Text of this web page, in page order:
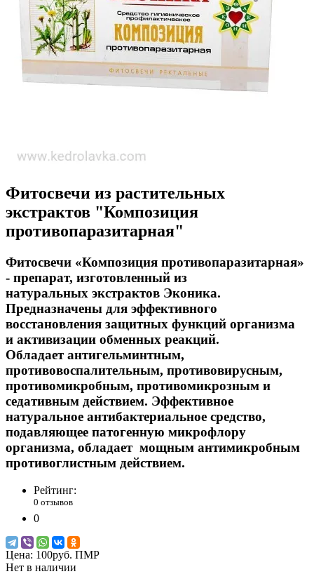
Фитосвечи из растительных
экстрактов "Композиция
противопаразитарная"
Фитосвечи «Композиция противопаразитарная»
- препарат, изготовленный из
натуральных экстрактов Эконика.
Предназначены для эффективного
восстановления защитных функций организма
и активизации обменных реакций.
Обладает антигельминтным,
противовоспалительным, противовирусным,
противомикробным, противомикрозным и
седативным действием. Эффективное
натуральное антибактериальное средство,
подавляющее патогенную микрофлору
организма, обладает мощным антимикробным
противоглистным действием.
Рейтинг:
0 отзывов
0
Цена: 100руб. ПМР
Нет в наличии